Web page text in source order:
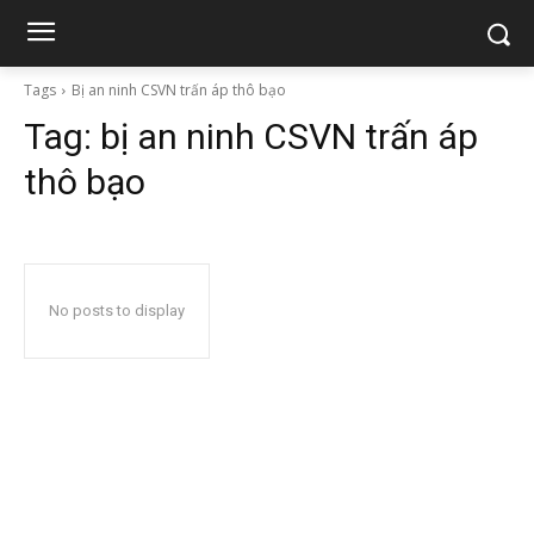
Tags Bị an ninh CSVN trấn áp thô bạo
Tag: bị an ninh CSVN trấn áp
thô bạo
No posts to display